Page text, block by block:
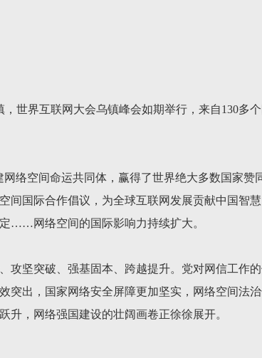
，世界互联网大会乌镇峰会如期举行，来自130多
络空间命运共同体，赢得了世界绝大多数国家赞
间国际合作倡议，为全球互联网发展贡献中国智
……网络空间的国际影响力持续扩大。
攻坚突破、强基固本、跨越提升。党对网信工作
突出，国家网络安全屏障更加坚实，网络空间法
升，网络强国建设的壮阔画卷正徐徐展开。